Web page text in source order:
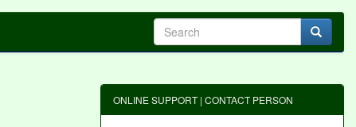
ONLINE SUPPORT | CONTACT PERSON